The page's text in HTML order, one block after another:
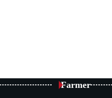
Farmer